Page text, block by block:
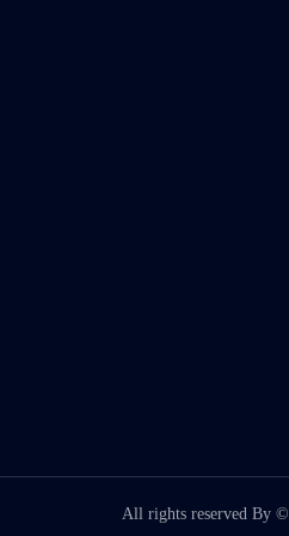
All rights reserved By ©